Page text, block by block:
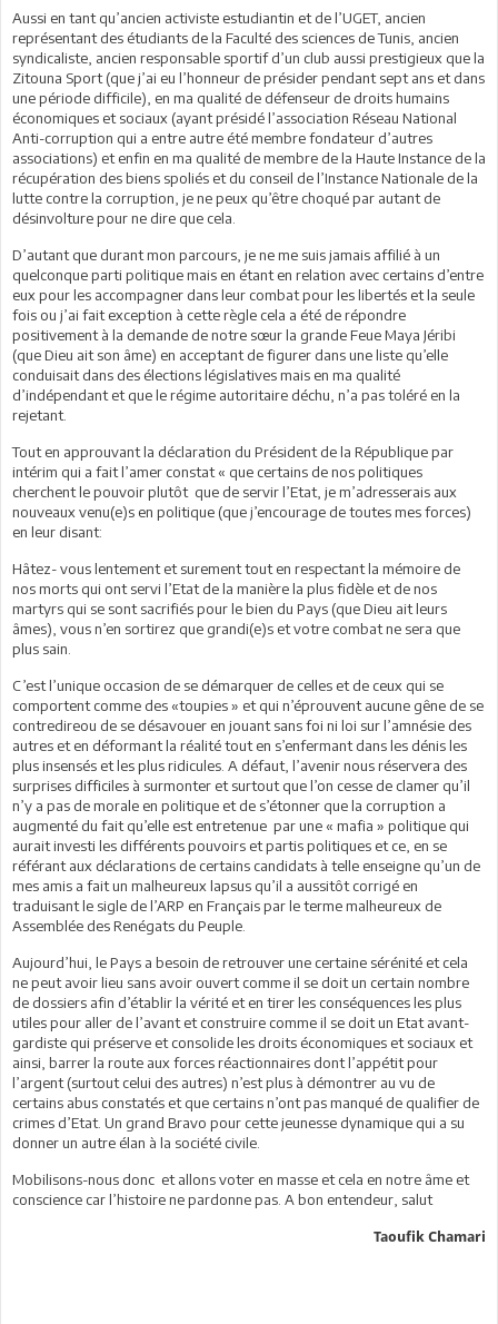
Aussi en tant qu’ancien activiste estudiantin et de l’UGET, ancien
représentant des étudiants de la Faculté des sciences de Tunis, ancien
syndicaliste, ancien responsable sportif d’un club aussi prestigieux que la
Zitouna Sport (que j’ai eu l’honneur de présider pendant sept ans et dans
une période difficile), en ma qualité de défenseur de droits humains
économiques et sociaux (ayant présidé l’association Réseau National
Anti-corruption qui a entre autre été membre fondateur d’autres
associations) et enfin en ma qualité de membre de la Haute Instance de la
récupération des biens spoliés et du conseil de l’Instance Nationale de la
lutte contre la corruption, je ne peux qu’être choqué par autant de
désinvolture pour ne dire que cela.
D’autant que durant mon parcours, je ne me suis jamais affilié à un
quelconque parti politique mais en étant en relation avec certains d’entre
eux pour les accompagner dans leur combat pour les libertés et la seule
fois ou j’ai fait exception à cette règle cela a été de répondre
positivement à la demande de notre sœur la grande Feue Maya Jéribi
(que Dieu ait son âme) en acceptant de figurer dans une liste qu’elle
conduisait dans des élections législatives mais en ma qualité
d’indépendant et que le régime autoritaire déchu, n’a pas toléré en la
rejetant.
Tout en approuvant la déclaration du Président de la République par
intérim qui a fait l’amer constat « que certains de nos politiques
cherchent le pouvoir plutôt que de servir l’Etat, je m’adresserais aux
nouveaux venu(e)s en politique (que j’encourage de toutes mes forces)
en leur disant:
Hâtez- vous lentement et surement tout en respectant la mémoire de
nos morts qui ont servi l’Etat de la manière la plus fidèle et de nos
martyrs qui se sont sacrifiés pour le bien du Pays (que Dieu ait leurs
âmes), vous n’en sortirez que grandi(e)s et votre combat ne sera que
plus sain.
C’est l’unique occasion de se démarquer de celles et de ceux qui se
comportent comme des «toupies » et qui n’éprouvent aucune gêne de se
contredireou de se désavouer en jouant sans foi ni loi sur l’amnésie des
autres et en déformant la réalité tout en s’enfermant dans les dénis les
plus insensés et les plus ridicules. A défaut, l’avenir nous réservera des
surprises difficiles à surmonter et surtout que l’on cesse de clamer qu’il
n’y a pas de morale en politique et de s’étonner que la corruption a
augmenté du fait qu’elle est entretenue par une « mafia » politique qui
aurait investi les différents pouvoirs et partis politiques et ce, en se
référant aux déclarations de certains candidats à telle enseigne qu’un de
mes amis a fait un malheureux lapsus qu’il a aussitôt corrigé en
traduisant le sigle de l’ARP en Français par le terme malheureux de
Assemblée des Renégats du Peuple.
Aujourd’hui, le Pays a besoin de retrouver une certaine sérénité et cela
ne peut avoir lieu sans avoir ouvert comme il se doit un certain nombre
de dossiers afin d’établir la vérité et en tirer les conséquences les plus
utiles pour aller de l’avant et construire comme il se doit un Etat avant-
gardiste qui préserve et consolide les droits économiques et sociaux et
ainsi, barrer la route aux forces réactionnaires dont l’appétit pour
l’argent (surtout celui des autres) n’est plus à démontrer au vu de
certains abus constatés et que certains n’ont pas manqué de qualifier de
crimes d’Etat. Un grand Bravo pour cette jeunesse dynamique qui a su
donner un autre élan à la société civile.
Mobilisons-nous donc et allons voter en masse et cela en notre âme et
conscience car l’histoire ne pardonne pas. A bon entendeur, salut
Taoufik Chamari